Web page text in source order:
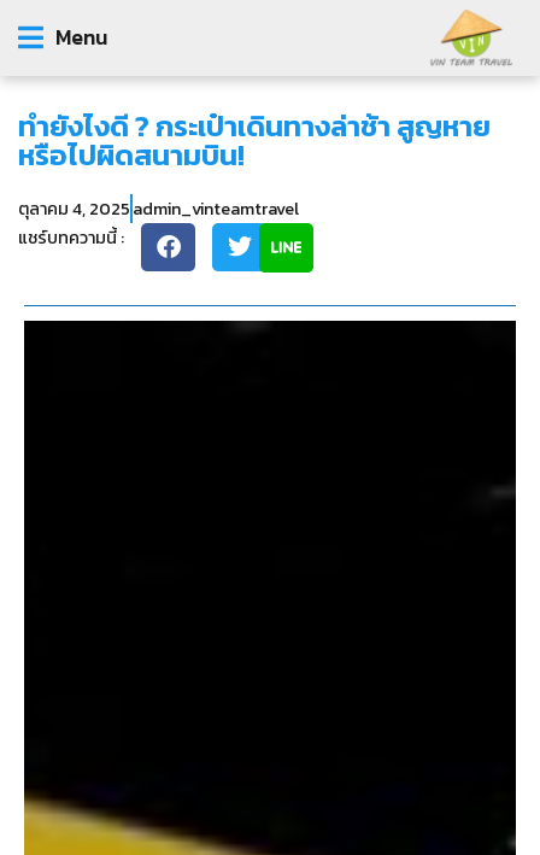
Menu
ทำยังไงดี ? กระเป๋าเดินทางล่าช้า สูญหาย
หรือไปผิดสนามบิน!
ตุลาคม 4, 2025admin_vinteamtravel
แชร์บทความนี้ :